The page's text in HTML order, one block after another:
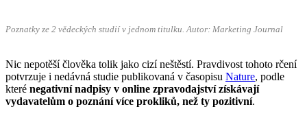
Poznatky ze 2 vědeckých studií v jednom titulku. Autor: Marketing Journal
Nic nepotěší člověka tolik jako cizí neštěstí. Pravdivost tohoto rčení
potvrzuje i nedávná studie publikovaná v časopisu Nature, podle
které negativní nadpisy v online zpravodajství získávají
vydavatelům o poznání více prokliků, než ty pozitivní.